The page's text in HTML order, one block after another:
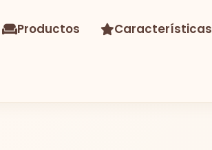
Productos Características